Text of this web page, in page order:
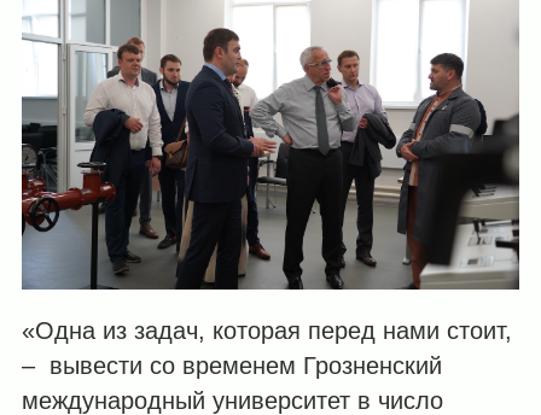
«Одна из задач, которая перед нами стоит,
– вывести со временем Грозненский
международный университет в число